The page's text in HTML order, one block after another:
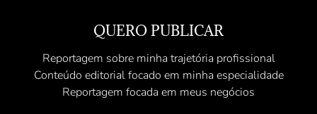
QUERO PUBLICAR
Reportagem sobre minha trajetória profissional
Conteúdo editorial focado em minha especialidade
Reportagem focada em meus negócios